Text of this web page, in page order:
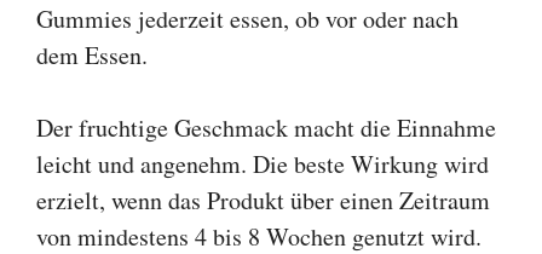
Gummies jederzeit essen, ob vor oder nach
dem Essen.
Der fruchtige Geschmack macht die Einnahme
leicht und angenehm. Die beste Wirkung wird
erzielt, wenn das Produkt über einen Zeitraum
von mindestens 4 bis 8 Wochen genutzt wird.